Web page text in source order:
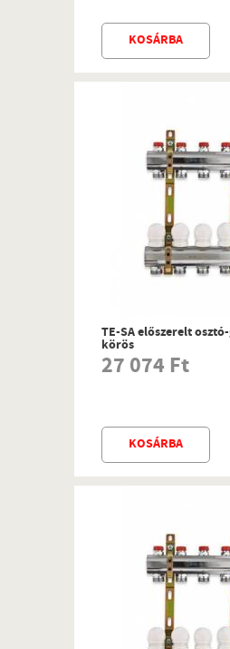
KOSÁRBA
TE-SA előszerelt
körös
27 074 Ft
KOSÁRBA